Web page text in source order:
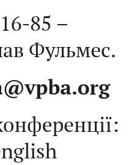
85 –
Фульмес.